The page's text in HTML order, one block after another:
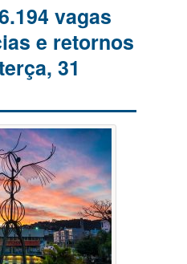
vagas
e retornos
31